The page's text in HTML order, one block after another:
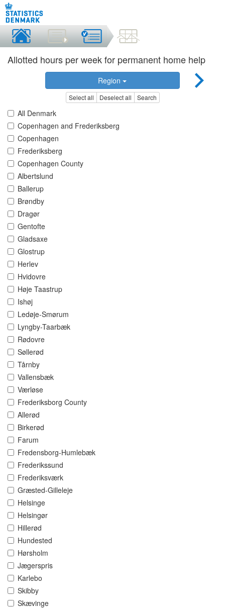
Allotted hours per week for permanent home help
Region
Select all Deselect all Search
All Denmark
Copenhagen and Frederiksberg
Copenhagen
Frederiksberg
Copenhagen County
Albertslund
Ballerup
Brøndby
Dragør
Gentofte
Gladsaxe
Glostrup
Herlev
Hvidovre
Høje Taastrup
Ishøj
Ledøje-Smørum
Lyngby-Taarbæk
Rødovre
Søllerød
Tårnby
Vallensbæk
Værløse
Frederiksborg County
Allerød
Birkerød
Farum
Fredensborg-Humlebæk
Frederikssund
Frederiksværk
Græsted-Gilleleje
Helsinge
Helsingør
Hillerød
Hundested
Hørsholm
Jægerspris
Karlebo
Skibby
Skævinge